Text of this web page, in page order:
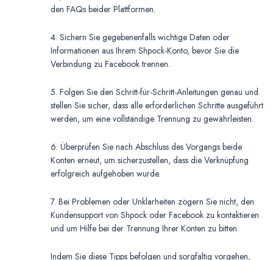
den FAQs beider Plattformen.
4. Sichern Sie gegebenenfalls wichtige Daten oder
Informationen aus Ihrem Shpock-Konto, bevor Sie die
Verbindung zu Facebook trennen.
5. Folgen Sie den Schritt-für-Schritt-Anleitungen genau und
stellen Sie sicher, dass alle erforderlichen Schritte ausgeführt
werden, um eine vollständige Trennung zu gewährleisten.
6. Überprüfen Sie nach Abschluss des Vorgangs beide
Konten erneut, um sicherzustellen, dass die Verknüpfung
erfolgreich aufgehoben wurde.
7. Bei Problemen oder Unklarheiten zögern Sie nicht, den
Kundensupport von Shpock oder Facebook zu kontaktieren
und um Hilfe bei der Trennung Ihrer Konten zu bitten.
Indem Sie diese Tipps befolgen und sorgfältig vorgehen,